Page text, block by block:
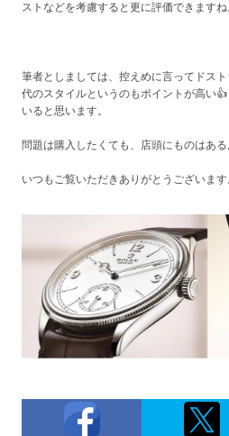
ストなどを考慮すると更に評価できますね
筆者としましては、控えめに言ってドス
代のスタイルというのもポイントが高い
いると思います。
問題は購入したくても、店頭にものはあ
いつもご覧いただきありがとうございます